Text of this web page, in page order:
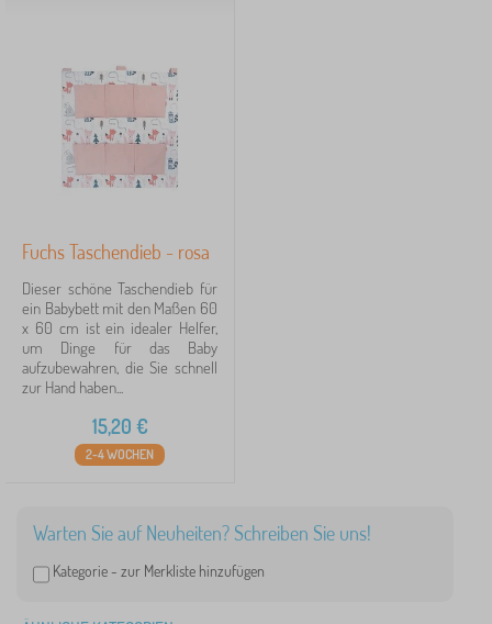
Fuchs Taschendieb - rosa
Dieser schöne Taschendieb für
ein Babybett mit den Maßen 60
x 60 cm ist ein idealer Helfer,
um Dinge für das Baby
aufzubewahren, die Sie schnell
zur Hand haben...
15,20 €
2-4 WOCHEN
Warten Sie auf Neuheiten? Schreiben Sie uns!
Kategorie - zur Merkliste hinzufügen